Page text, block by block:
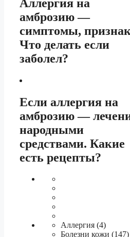
Аллергия на
амброзию —
симптомы,
Что делать если
заболел?
Если аллергия на
амброзию —
народными
средствами. Какие
есть рецепты?
Аллергия (4)
Болезни кожи (147)